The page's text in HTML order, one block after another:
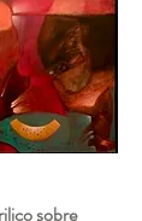
sobre